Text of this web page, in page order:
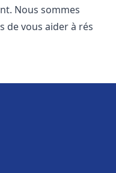
Nous sommes
de vous aider à rés